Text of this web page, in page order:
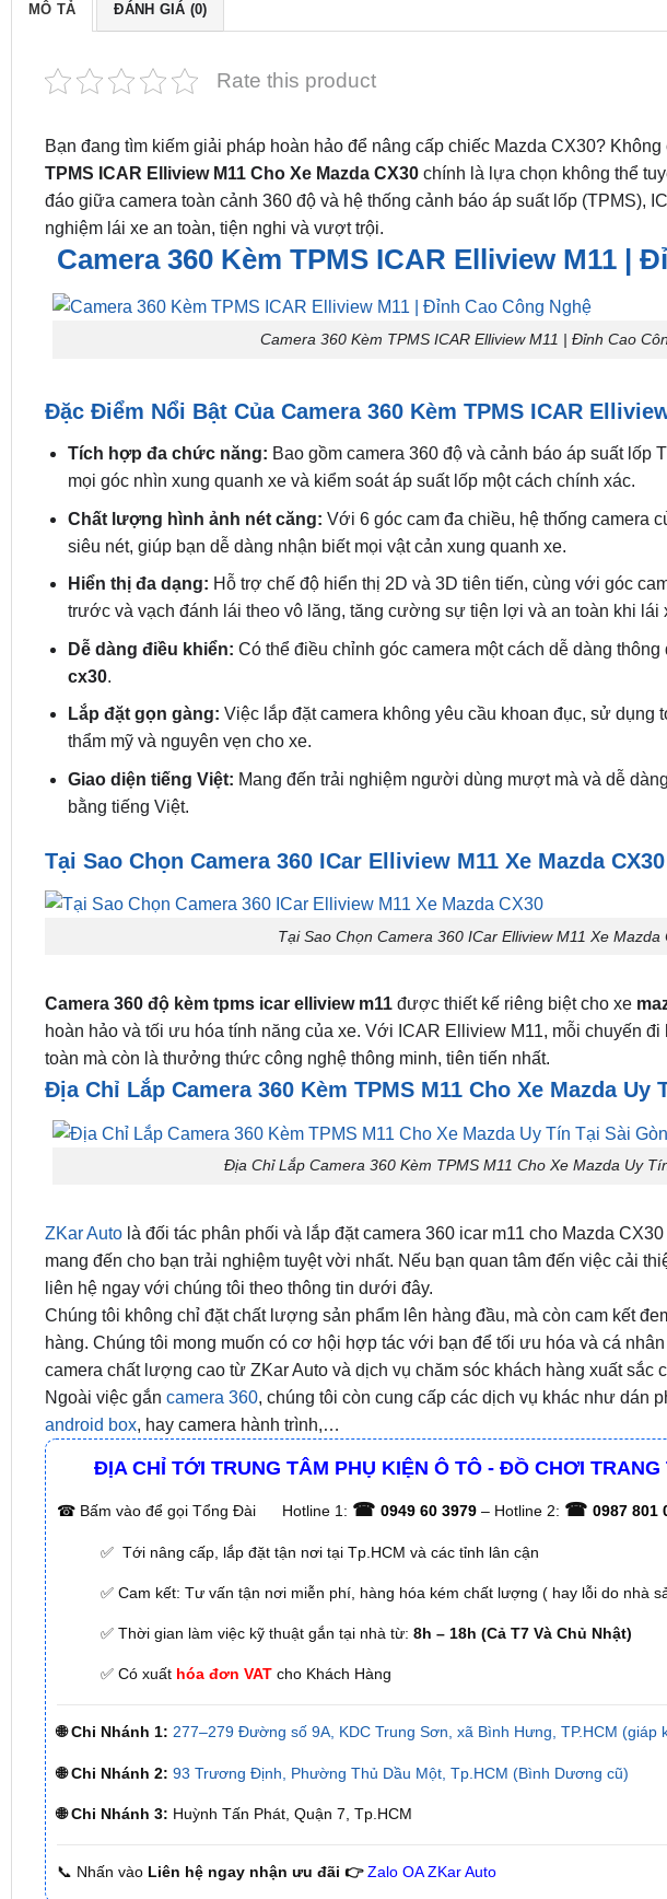
MÔ TẢ ĐÁNH GIÁ (0)
Rate this product
Bạn đang tìm kiếm giải pháp hoàn hảo để nâng cấp chiếc Mazda CX30? Không
TPMS ICAR Elliview M11 Cho Xe Mazda CX30chính là lựa chọn không thể
đáo giữa camera toàn cảnh 360 độ và hệ thống cảnh báo áp suất lốp (TPMS),
nghiệm lái xe an toàn, tiện nghi và vượt trội.
Camera 360 Kèm TPMS ICAR Elliview M11 |
Camera 360 Kèm TPMS ICAR Elliview M11 | Đỉnh Cao
Đặc Điểm Nổi Bật Của Camera 360 Kèm TPMS ICAR
Tích hợp đa chức năng: Bao gồm camera 360 độ và cảnh báo áp suất lốp
mọi góc nhìn xung quanh xe và kiểm soát áp suất lốp một cách chính xác.
Chất lượng hình ảnh nét căng: Với 6 góc cam đa chiều, hệ thống camera
siêu nét, giúp bạn dễ dàng nhận biết mọi vật cản xung quanh xe.
Hiển thị đa dạng: Hỗ trợ chế độ hiển thị 2D và 3D tiên tiến, cùng với góc
trước và vạch đánh lái theo vô lăng, tăng cường sự tiện lợi và an toàn khi lái
Dễ dàng điều khiển: Có thể điều chỉnh góc camera một cách dễ dàng
cx30.
Lắp đặt gọn gàng: Việc lắp đặt camera không yêu cầu khoan đục, sử dụng
thẩm mỹ và nguyên vẹn cho xe.
Giao diện tiếng Việt: Mang đến trải nghiệm người dùng mượt mà và dễ
bằng tiếng Việt.
Tại Sao Chọn Camera 360 ICar Elliview M11 Xe Mazda CX30
Tại Sao Chọn Camera 360 ICar Elliview M11 Xe Mazda
Camera 360 độ kèm tpms icar elliview m11được thiết kế riêng biệt cho xe
hoàn hảo và tối ưu hóa tính năng của xe. Với ICAR Elliview M11, mỗi chuyến
toàn mà còn là thưởng thức công nghệ thông minh, tiên tiến nhất.
Địa Chỉ Lắp Camera 360 Kèm TPMS M11 Cho Xe Mazda Uy
Địa Chỉ Lắp Camera 360 Kèm TPMS M11 Cho Xe Mazda Uy
ZKar Autolà đối tác phân phối và lắp đặt camera 360 icar m11 cho Mazda
mang đến cho bạn trải nghiệm tuyệt vời nhất. Nếu bạn quan tâm đến việc cải
liên hệ ngay với chúng tôi theo thông tin dưới đây.
Chúng tôi không chỉ đặt chất lượng sản phẩm lên hàng đầu, mà còn cam kết
hàng. Chúng tôi mong muốn có cơ hội hợp tác với bạn để tối ưu hóa và cá
camera chất lượng cao từ ZKar Auto và dịch vụ chăm sóc khách hàng xuất sắc
Ngoài việc gắn camera 360, chúng tôi còn cung cấp các dịch vụ khác như dán
android box, hay camera hành trình,…
ĐỊA CHỈ TỚI TRUNG TÂM PHỤ KIỆN Ô TÔ - ĐỒ CHƠI
☎Bấm vào để gọi Tổng Đài Hotline 1: ☎ 0949 60 3979 – Hotline 2: ☎ 0987 801
✅ Tới nâng cấp, lắp đặt tận nơi tại Tp.HCM và các tỉnh lân cận
✅ Cam kết: Tư vấn tận nơi miễn phí, hàng hóa kém chất lượng ( hay lỗi do nhà
✅ Thời gian làm việc kỹ thuật gắn tại nhà từ: 8h – 18h (Cả T7 Và Chủ Nhật)
✅ Có xuất hóa đơn VATcho Khách Hàng
🌐 Chi Nhánh 1: 277–279 Đường số 9A, KDC Trung Sơn, xã Bình Hưng, TP.HCM (giáp
🌐 Chi Nhánh 2: 93 Trương Định, Phường Thủ Dầu Một, Tp.HCM (Bình Dương cũ)
🌐 Chi Nhánh 3: Huỳnh Tấn Phát, Quận 7, Tp.HCM
📞 Nhấn vàoLiên hệ ngay nhận ưu đãi 👉 Zalo OA ZKar Auto